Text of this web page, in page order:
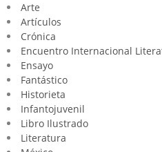
Arte
Artículos
Crónica
Encuentro Internacional
Ensayo
Fantástico
Historieta
Infantojuvenil
Libro Ilustrado
Literatura